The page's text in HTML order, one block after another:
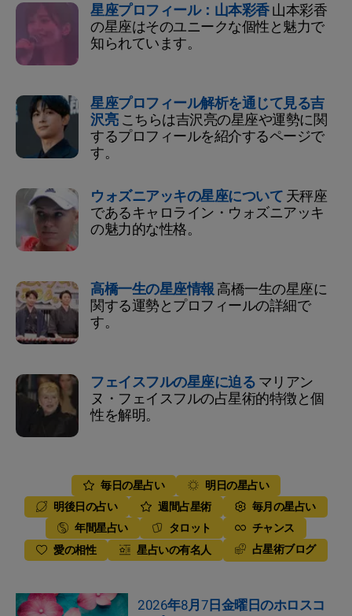
星座プロフィール：山本彩香山本彩香
の星座はそのユニークな個性と魅力で
知られています。
星座プロフィール解析を通じて見る吉
沢亮 こちらは吉沢亮の星座や運勢に関
するプロフィールを紹介するページで
す。
ウォズニアッキの星座について天秤座
であるキャロライン・ウォズニアッキ
の魅力的な性格。
高橋一生の星座情報高橋一生の星座に
関する運勢とプロフィールの詳細で
す。
フェイスフルの星座に迫るマリアン
ヌ・フェイスフルの占星術的特徴と個
性を解明。
毎日の星占い
明日の星占い
明後日の占い
週間占星術
毎月の星占い
年間星占い
タロット
チャンス
愛の相性
星占いの有名人 占星術ブログ
2026年8月7日金曜日のホロスコ